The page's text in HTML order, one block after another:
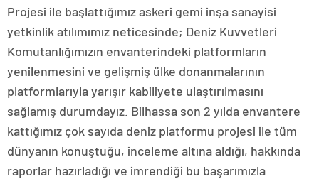
Projesi ile başlattığımız askeri gemi inşa sanayisi
yetkinlik atılımımız neticesinde; Deniz Kuvvetleri
Komutanlığımızın envanterindeki platformların
yenilenmesini ve gelişmiş ülke donanmalarının
platformlarıyla yarışır kabiliyete ulaştırılmasını
sağlamış durumdayız. Bilhassa son 2 yılda envantere
kattığımız çok sayıda deniz platformu projesi ile tüm
dünyanın konuştuğu, inceleme altına aldığı, hakkında
raporlar hazırladığı ve imrendiği bu başarımızla